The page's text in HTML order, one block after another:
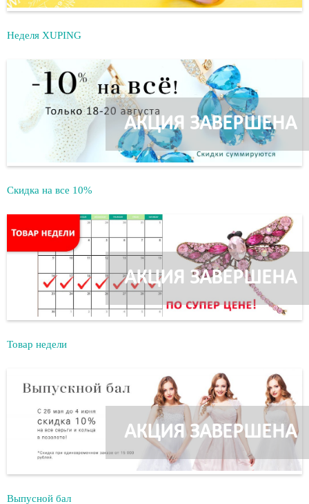
Неделя XUPING
АКЦИЯ ЗАВЕРШЕНА
Скидка на все 10%
АКЦИЯ ЗАВЕРШЕНА
Товар недели
АКЦИЯ ЗАВЕРШЕНА
Выпусной бал